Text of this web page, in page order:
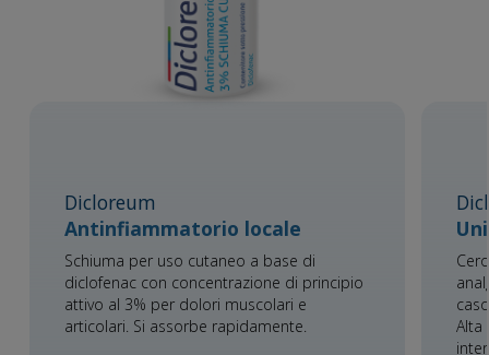
Dicloreum
Antinfiammatorio locale
Schiuma per uso cutaneo a base di
diclofenac con concentrazione di principio
attivo al 3% per dolori muscolari e
articolari. Si assorbe rapidamente.
Alta